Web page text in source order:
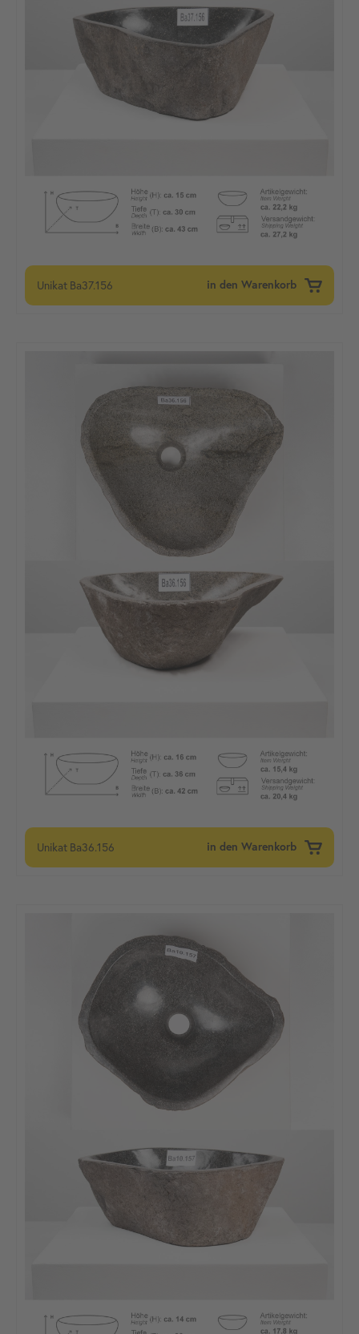
Unikat Ba37.156 in den Warenkorb
Unikat Ba36.156 in den Warenkorb